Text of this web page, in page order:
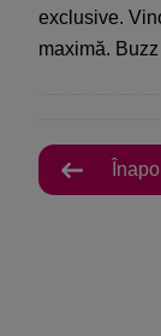
exclusive.
maximă.